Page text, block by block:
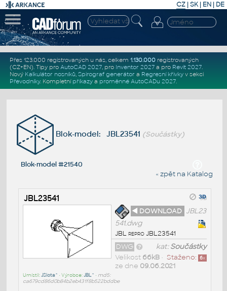
CZ | SK| EN | DE
Přes 123.000 registrovaných u nás, celkem 1.130.000registrovaných
(CZ+EN). Tipy pro AutoCAD 2027, pro Inventor 2027a pro Revit 2027.
Nový Kalkulátor nosníků, Spirograf generátor a Regresní křivkyv sekci
Převodníky. Kompletní příkazya proměnné AutoCADu 2027.
Blok-model: JBL23541 (Součástky)
Blok-model #21540
« zpět na Katalog
JBL23541
◄ DOWNLOAD JBL23
541.dwg
JBL repro JBL23541
kat:Součástky
DWG
Staženo: 6x
Velikost 66kB•
ze dne 09.06.2021
Umístil:JSlota^ • Výrobce:JBL^ • md5:
ca679cd86d0b84b2eb431f8b522bddbe